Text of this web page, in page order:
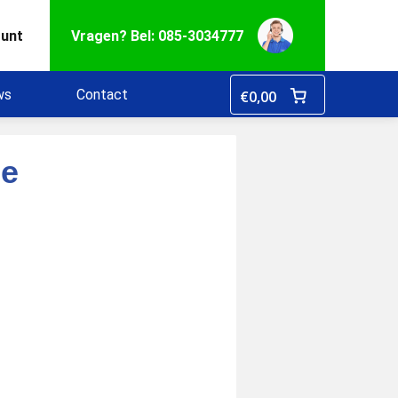
Vragen? Bel: 085-3034777
Contact €0,00